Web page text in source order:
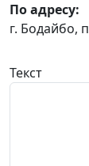
По адресу:
г. Бодайбо,
Текст